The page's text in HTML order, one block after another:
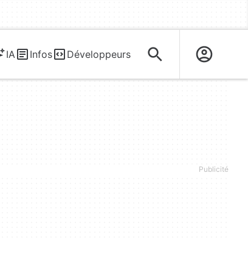
IA Infos Développeurs